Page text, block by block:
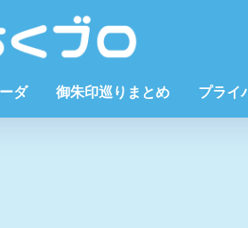
ダ 御朱印巡りまとめ プライ